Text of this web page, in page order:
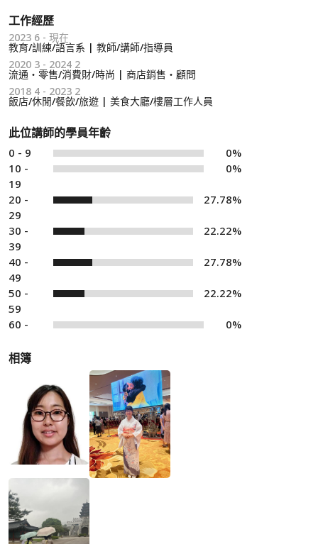
工作經歷
2023 6 - 現在
教育/訓練/語言系 | 教師/講師/指導員
2020 3 - 2024 2
流通・零售/消費財/時尚 | 商店銷售・顧問
2018 4 - 2023 2
飯店/休閒/餐飲/旅遊 | 美食大廳/樓層工作人員
此位講師的學員年齡
0 - 9
0%
10 -
19
0%
20 -
29
27.78%
30 -
39
22.22%
40 -
49
27.78%
50 -
59
22.22%
60 - 0%
相簿